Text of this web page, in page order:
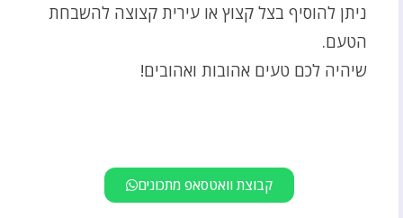
ניתן להוסיף בצל קצוץ או עירית קצוצה להשבחת
הטעם.
שיהיה לכם טעים אהובות ואהובים!
קבוצת וואטסאפ מתכונים